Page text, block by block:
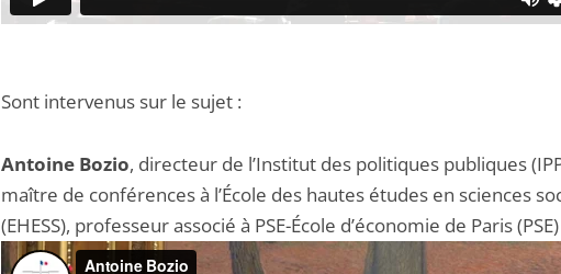
Sont intervenus sur le sujet :
Antoine Bozio, directeur de l’Institut des politiques publiques
maître de conférences à l’École des hautes études en sciences
(EHESS), professeur associé à PSE-École d’économie de Paris (PSE)